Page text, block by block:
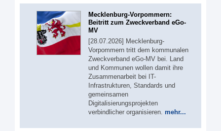
Mecklenburg-Vorpommern:
Beitritt zum Zweckverband eGo-
MV
[28.07.2026] Mecklenburg-
Vorpommern tritt dem kommunalen
Zweckverband eGo-MV bei. Land
und Kommunen wollen damit ihre
Zusammenarbeit bei IT-
Infrastrukturen, Standards und
gemeinsamen
Digitalisierungsprojekten
verbindlicher organisieren. mehr...